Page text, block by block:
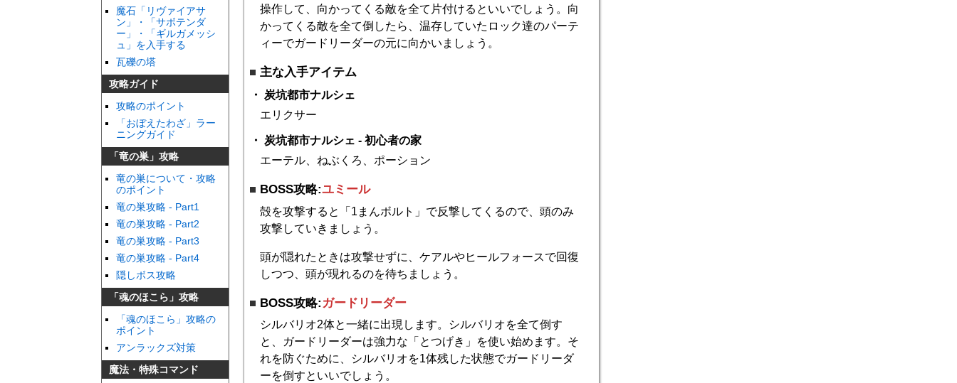
魔石「リヴァイアサ
ン」・「サボテンダ
ー」・「ギルガメッシ
ュ」を入手する
瓦礫の塔
攻略ガイド
攻略のポイント
「おぼえたわざ」ラー
ニングガイド
「竜の巣」攻略
竜の巣について・攻略
のポイント
竜の巣攻略 - Part1
竜の巣攻略 - Part2
竜の巣攻略 - Part3
竜の巣攻略 - Part4
隠しボス攻略
「魂のほこら」攻略
「魂のほこら」攻略の
ポイント
アンラックズ対策
魔法・特殊コマンド
操作して、向かってくる敵を全て片付けるといいでしょう。向
かってくる敵を全て倒したら、温存していたロック達のパーテ
ィーでガードリーダーの元に向かいましょう。
主な入手アイテム
炭坑都市ナルシェ
エリクサー
炭坑都市ナルシェ - 初心者の家
エーテル、ねぶくろ、ポーション
BOSS攻略:ユミール
殻を攻撃すると「1まんボルト」で反撃してくるので、頭のみ
攻撃していきましょう。
頭が隠れたときは攻撃せずに、ケアルやヒールフォースで回復
しつつ、頭が現れるのを待ちましょう。
BOSS攻略: ガードリーダー
シルバリオ2体と一緒に出現します。シルバリオを全て倒す
と、ガードリーダーは強力な「とつげき」を使い始めます。そ
れを防ぐために、シルバリオを1体残した状態でガードリーダ
ーを倒すといいでしょう。